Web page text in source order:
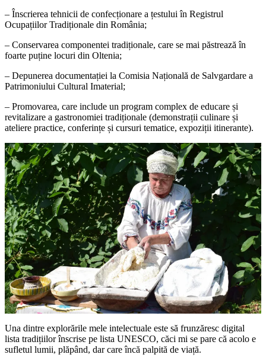
– Înscrierea tehnicii de confecționare a țestului în Registrul
Ocupațiilor Tradiționale din România;
– Conservarea componentei tradiționale, care se mai păstrează în
foarte puține locuri din Oltenia;
– Depunerea documentației la Comisia Națională de Salvgardare a
Patrimoniului Cultural Imaterial;
– Promovarea, care include un program complex de educare și
revitalizare a gastronomiei tradiționale (demonstrații culinare și
ateliere practice, conferințe și cursuri tematice, expoziții itinerante).
Una dintre explorările mele intelectuale este să frunzăresc digital
lista tradițiilor înscrise pe lista UNESCO, căci mi se pare că acolo e
sufletul lumii, plăpând, dar care încă palpită de viață.